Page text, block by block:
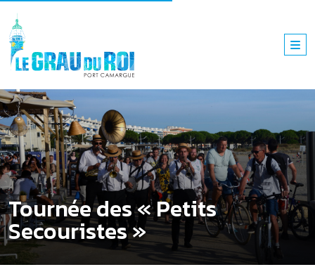
Tournée des « Petits
Secouristes »